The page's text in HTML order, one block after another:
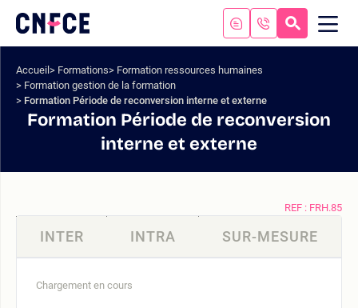
contenu
menu
Logo
site
Accueil Formations
Formation ressources humaines
Formation gestion de la formation
Formation Période de reconversion interne et externe
Formation Période de reconversion
interne et externe
REF : FRH.85
INTER INTRA SUR-MESURE